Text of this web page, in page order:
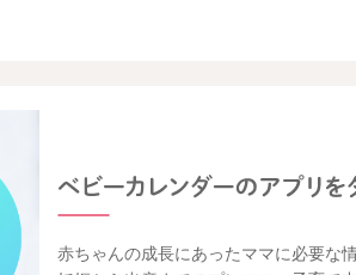
赤ちゃんの成長にあったママに必要な